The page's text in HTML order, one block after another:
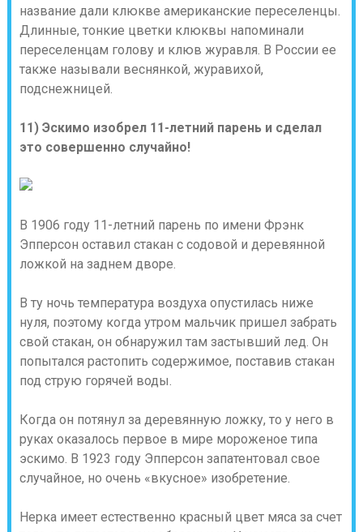
название дали клюкве американские переселенцы.
Длинные, тонкие цветки клюквы напоминали
переселенцам голову и клюв журавля. В России ее
также называли веснянкой, журавихой,
подснежницей.
11) Эскимо изобрел 11-летний парень и сделал
это совершенно случайно!
В 1906 году 11-летний парень по имени Фрэнк
Эпперсон оставил стакан с содовой и деревянной
ложкой на заднем дворе.
В ту ночь температура воздуха опустилась ниже
нуля, поэтому когда утром мальчик пришел забрать
свой стакан, он обнаружил там застывший лед. Он
попытался растопить содержимое, поставив стакан
под струю горячей воды.
Когда он потянул за деревянную ложку, то у него в
руках оказалось первое в мире мороженое типа
эскимо. В 1923 году Эпперсон запатентовал свое
случайное, но очень «вкусное» изобретение.
Нерка имеет естественно красный цвет мяса за счет